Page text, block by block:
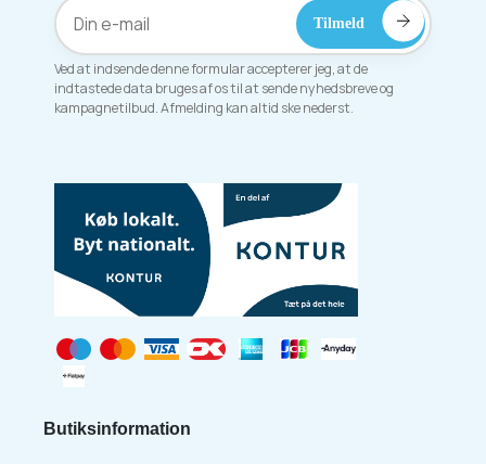
Ved at indsende denne formular accepterer jeg, at de
indtastede data bruges af os til at sende nyhedsbreve og
kampagnetilbud. Afmelding kan altid ske nederst.
Butiksinformation